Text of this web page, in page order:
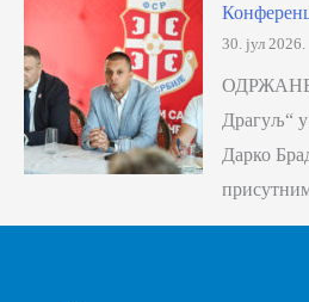
30. јул 2026.
ОДРЖАНЕ
Драгуљ“
Дарко